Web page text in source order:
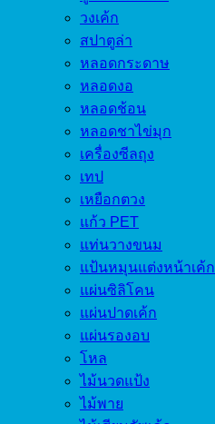
วงเค้ก
สปาตูล่า
หลอดกระดาษ
หลอดงอ
หลอดช้อน
หลอดชาไข่มุก
เครื่องซีลถุง
เทป
เหยือกตวง
แก้ว PET
แท่นวางขนม
แป้นหมุนแต่งหน้าเค้ก
แผ่นซิลิโคน
แผ่นปาดเค้ก
แผ่นรองอบ
โหล
ไม้นวดแป้ง
ไม้พาย